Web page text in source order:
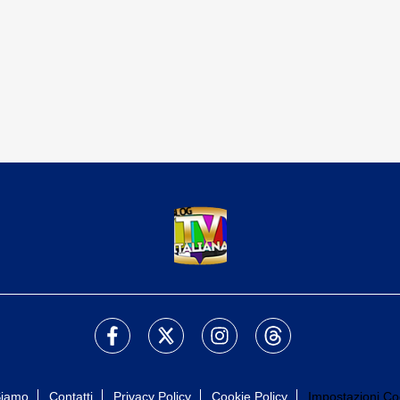
Contatti Privacy Policy Cookie Policy Impostazioni